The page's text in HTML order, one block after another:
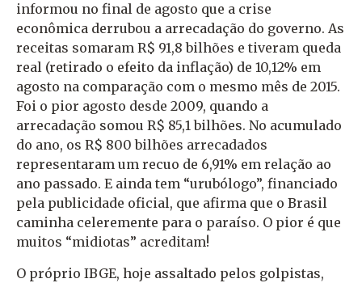
informou no final de agosto que a crise
econômica derrubou a arrecadação do governo. As
receitas somaram R$ 91,8 bilhões e tiveram queda
real (retirado o efeito da inflação) de 10,12% em
agosto na comparação com o mesmo mês de 2015.
Foi o pior agosto desde 2009, quando a
arrecadação somou R$ 85,1 bilhões. No acumulado
do ano, os R$ 800 bilhões arrecadados
representaram um recuo de 6,91% em relação ao
ano passado. E ainda tem “urubólogo”, financiado
pela publicidade oficial, que afirma que o Brasil
caminha celeremente para o paraíso. O pior é que
muitos “midiotas” acreditam!
O próprio IBGE, hoje assaltado pelos golpistas,